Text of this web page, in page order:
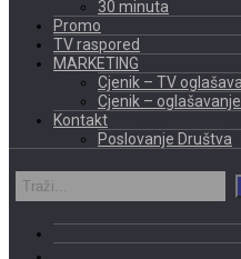
30 minuta
Promo
TV raspored
MARKETING
Cjenik – TV
Cjenik –
Kontakt
Poslovanje Društva